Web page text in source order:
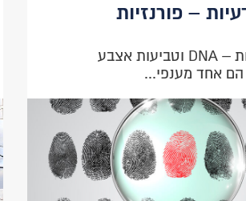
– פורנזיות
ראיות מדעיות – DNA וטביעות אצבע
הם אחד מענפי...